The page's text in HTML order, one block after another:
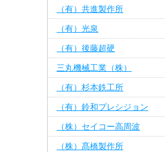
（有）共進製作所
（有）光泉
（有）後藤超硬
三丸機械工業（株）
（有）杉本鉄工所
（有）鈴和プレシジョン
（株）セイコー高周波
（株）髙橋製作所